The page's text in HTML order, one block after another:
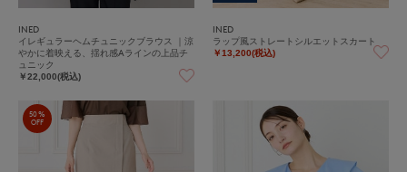
INED
イレギュラーヘムチュニックブラウス ｜涼
やかに着映える、揺れ感Aラインの上品チ
ュニック
￥22,000(税込)
INED
ラップ風ストレートシルエットスカート
￥13,200(税込)
50%
OFF